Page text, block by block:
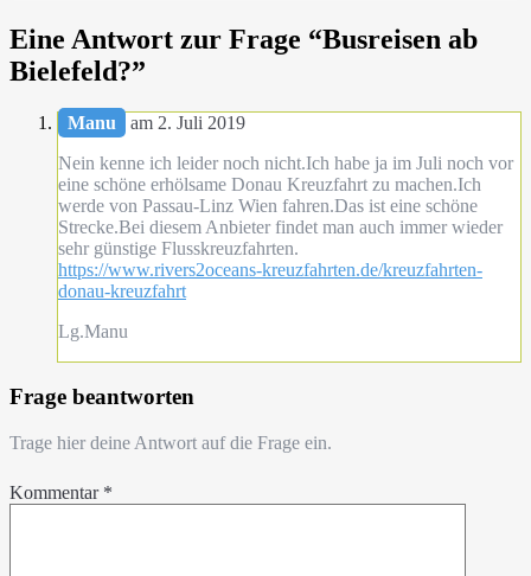
Eine Antwort zur Frage “Busreisen ab
Bielefeld?”
Manu
am 2. Juli 2019
Nein kenne ich leider noch nicht.Ich habe ja im Juli noch vor
eine schöne erhölsame Donau Kreuzfahrt zu machen.Ich
werde von Passau-Linz Wien fahren.Das ist eine schöne
Strecke.Bei diesem Anbieter findet man auch immer wieder
sehr günstige Flusskreuzfahrten.
https://www.rivers2oceans-kreuzfahrten.de/kreuzfahrten-
donau-kreuzfahrt
Lg.Manu
Frage beantworten
Trage hier deine Antwort auf die Frage ein.
Kommentar *